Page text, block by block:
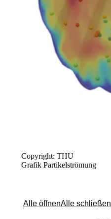
Copyright: THU
Grafik Partikelströmung
Alle öffnenAlle schließen